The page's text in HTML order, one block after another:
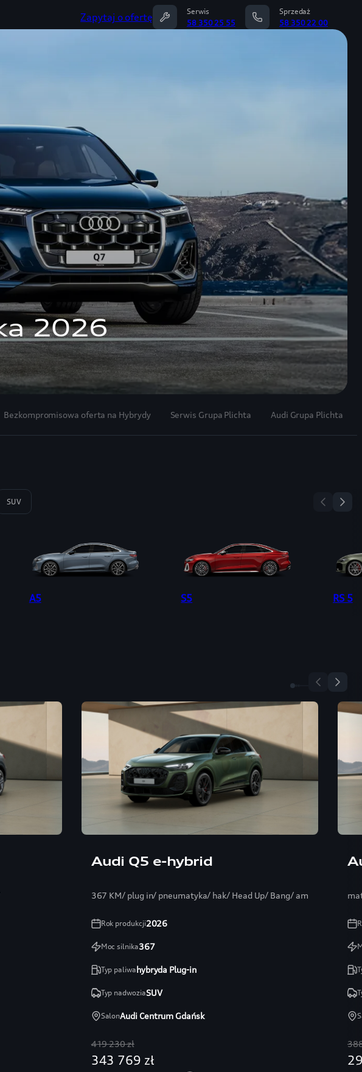
Zapytaj o ofertę
Serwis
58 350 25 55
Sprzedaż
58 350 22 00
Bezkompromisowa oferta na Hybrydy Serwis Grupa Plichta Audi Grupa Plichta
SUV
A5 S5 RS 5
Audi Q5 e-hybrid
367 KM/ plug in/ pneumatyka/ hak/ Head Up/ Bang/ ambientePRO
Rok produkcji2026
Moc silnika367
Typ paliwahybryda Plug-in
Typ nadwoziaSUV
SalonAudi Centrum Gdańsk
419 230 zł
343 769 zł